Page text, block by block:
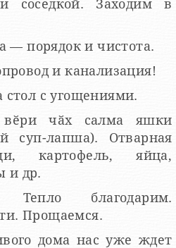
соседкой. Заходим в
— порядок и чистота.
и канализация!
с угощениями.
чӑх салма яшки
суп-лапша). Отварная
картофель, яйца,
и др.
благодарим.
Прощаемся.
дома нас уже ждет